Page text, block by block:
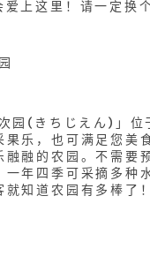
上这里！请一定换
园(きちじえん)」
果乐，也可满足您美
融融的农园。不需要
一年四季可采摘多种
就知道农园有多棒了！